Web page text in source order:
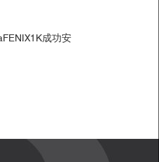
of Remote
56, Issue 9,
成功安